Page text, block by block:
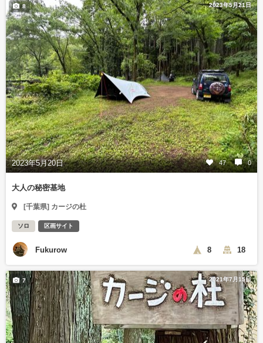
2023年5月21日
2023年5月20日 47 0
8
大人の秘密基地
[千葉県] カージの杜
ソロ 区画サイト
Fukurow 8 18
2021年7月15日
7